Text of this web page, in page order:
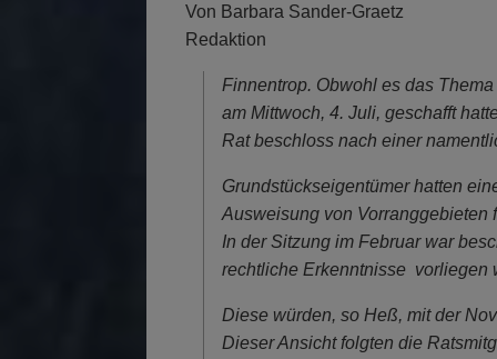
Von Barbara Sander-Graetz
Redaktion
Finnentrop. Obwohl es das
am Mittwoch, 4. Juli, geschafft
Rat beschloss nach einer
Grundstückseigentümer hatten
Ausweisung von Vorranggebieten
In der Sitzung im Februar war
rechtliche Erkenntnisse vorliegen
Diese würden, so Heß, mit der
Dieser Ansicht folgten die